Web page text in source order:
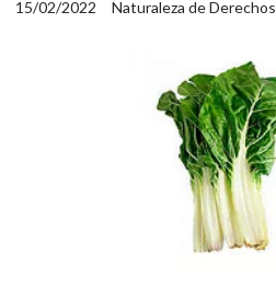
Naturaleza de Derechos
15/02/2022